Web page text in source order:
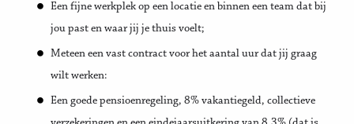
Een fijne werkplek op een locatie en binnen een team dat bij
jou past en waar jij je thuis voelt;
Meteen een vast contract voor het aantal uur dat jij graag
wilt werken:
Een goede pensioenregeling, 8% vakantiegeld, collectieve